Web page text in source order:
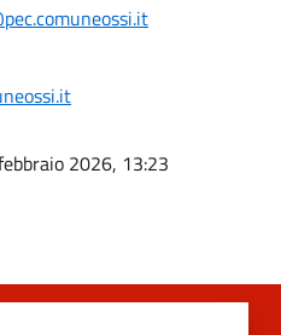
2026, 13:23